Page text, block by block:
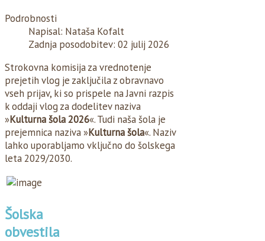
Podrobnosti
Napisal: Nataša Kofalt
Zadnja posodobitev: 02 julij 2026
Strokovna komisija za vrednotenje
prejetih vlog je zaključila z obravnavo
vseh prijav, ki so prispele na Javni razpis
k oddaji vlog za dodelitev naziva
»Kulturna šola 2026«. Tudi naša šola je
prejemnica naziva »Kulturna šola«. Naziv
lahko uporabljamo vključno do šolskega
leta 2029/2030.
Šolska
obvestila